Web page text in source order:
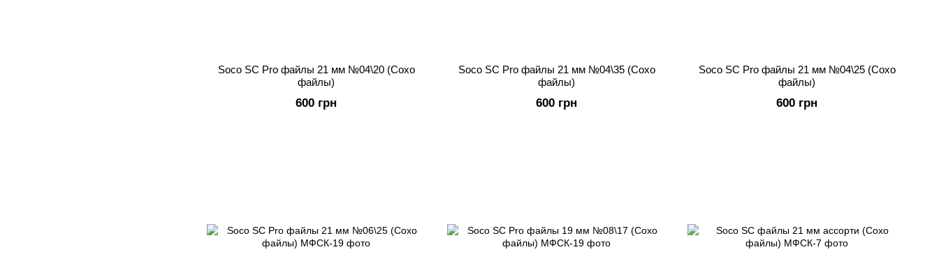
Soco SC Pro файлы 21 мм №04\20 (Сохо
файлы)
600 грн
Soco SC Pro файлы 21 мм №04\35 (Сохо
файлы)
600 грн
Soco SC Pro файлы 21 мм №04\25 (Сохо
файлы)
600 грн